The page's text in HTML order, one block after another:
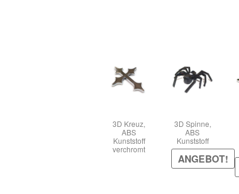
3D Kreuz,
ABS
Kunststoff
verchromt
3D Spinne,
ABS
Kunststoff
ANGEBOT!